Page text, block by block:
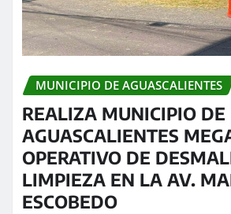
MUNICIPIO DE AGUASCALIENTES
REALIZA MUNICIPIO DE
AGUASCALIENTES
OPERATIVO DE
LIMPIEZA EN LA AV.
ESCOBEDO